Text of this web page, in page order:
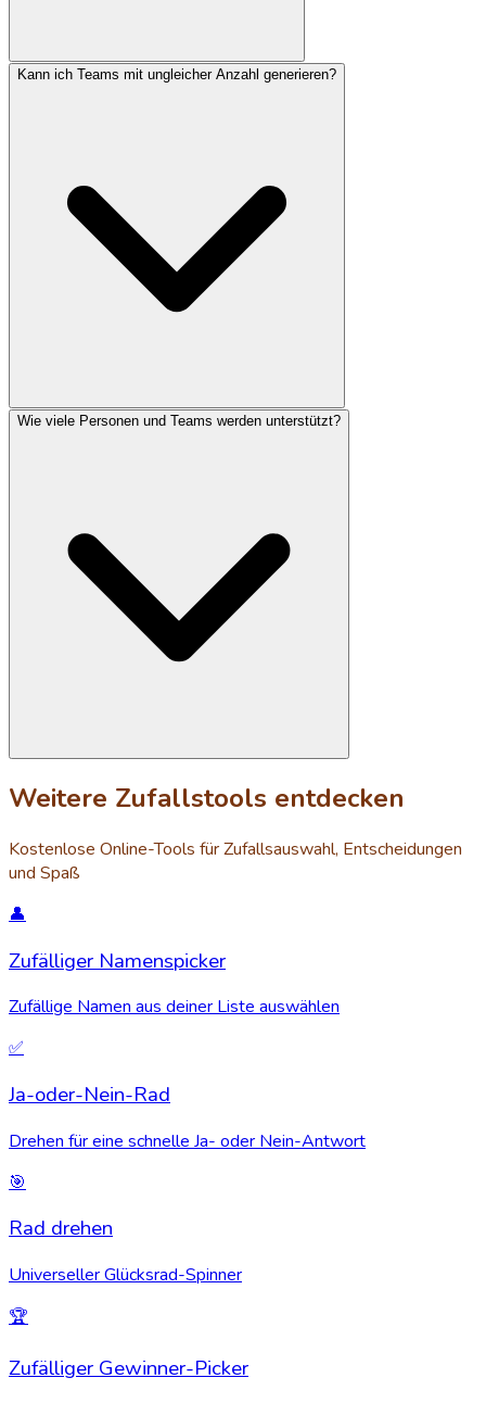
Kann ich Teams mit ungleicher Anzahl generieren?
Wie viele Personen und Teams werden unterstützt?
Weitere Zufallstools entdecken
Kostenlose Online-Tools für Zufallsauswahl, Entscheidungen
und Spaß
👤
Zufälliger Namenspicker
Zufällige Namen aus deiner Liste auswählen
✅
Ja-oder-Nein-Rad
Drehen für eine schnelle Ja- oder Nein-Antwort
🎯
Rad drehen
Universeller Glücksrad-Spinner
🏆
Zufälliger Gewinner-Picker